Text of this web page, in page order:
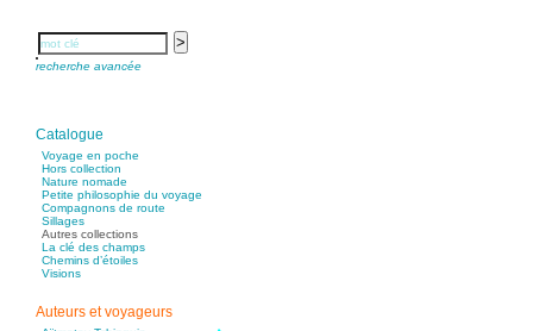
recherche avancée
Catalogue
Voyage en poche
Hors collection
Nature nomade
Petite philosophie du voyage
Compagnons de route
Sillages
Autres collections
La clé des champs
Chemins d’étoiles
Visions
Auteurs et voyageurs